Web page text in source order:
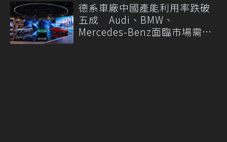
德系車廠中國產能利用率跌破
五成 Audi、BMW、
Mercedes-Benz面臨市場需求